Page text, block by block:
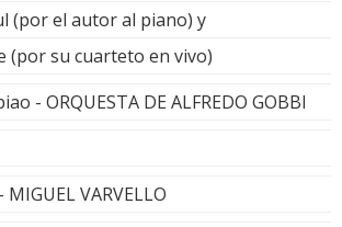
(por el autor al piano) y
(por su cuarteto en vivo)
- ORQUESTA DE ALFREDO GOBBI
VARVELLO